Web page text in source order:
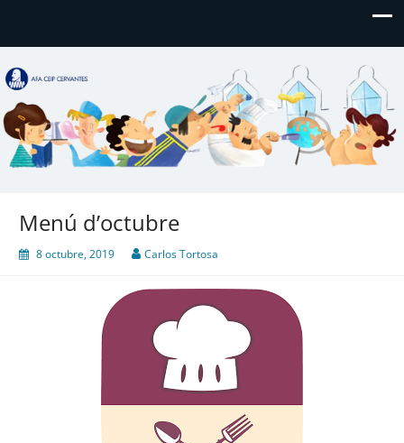
AFA CEIP Cervantes València
AFA CEIP Cervantes València
Menú d’octubre
8 octubre, 2019 Carlos Tortosa